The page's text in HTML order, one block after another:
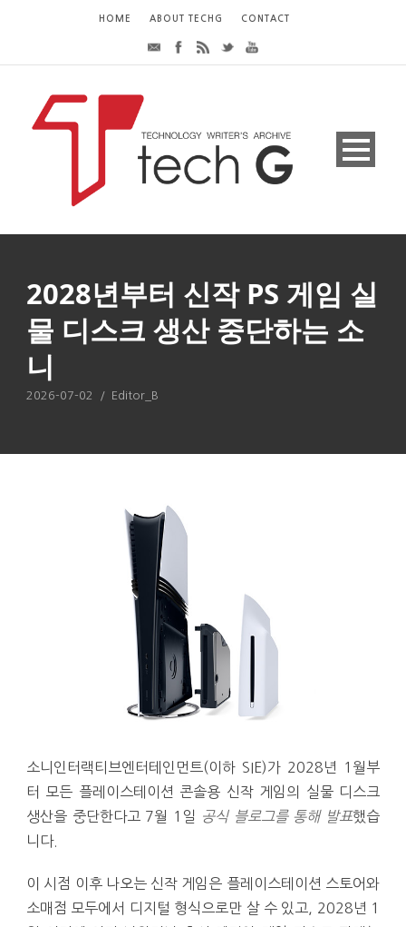
HOME ABOUT TECHG CONTACT
2028년부터 신작 PS 게임 실
물 디스크 생산 중단하는 소
니
2026-07-02 / Editor_B
소니인터랙티브엔터테인먼트(이하 SIE)가 2028년 1월부
터 모든 플레이스테이션 콘솔용 신작 게임의 실물 디스크
생산을 중단한다고 7월 1일
공식 블로그를 통해 발표했습
니다.
이 시점 이후 나오는 신작 게임은 플레이스테이션 스토어와
소매점 모두에서 디지털 형식으로만 살 수 있고, 2028년 1